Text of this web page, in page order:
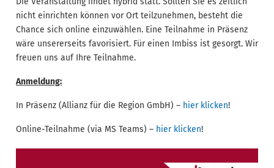
nicht einrichten können vor Ort teilzunehmen, besteht die
Chance sich online einzuwählen. Eine Teilnahme in Präsenz
wäre unsererseits favorisiert. Für einen Imbiss ist gesorgt. Wir
freuen uns auf Ihre Teilnahme.
Anmeldung:
In Präsenz (Allianz für die Region GmbH) – hier klicken!
Online-Teilnahme (via MS Teams) – hier klicken!